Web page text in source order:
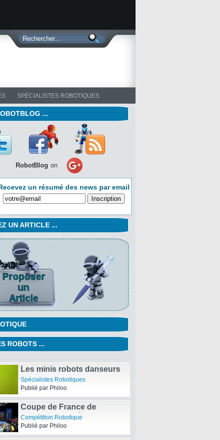
SPÉCIALISTES ROBOTIQUES
...
RobotBlog on
un résumé des news par email
UN ARTICLE ...
ROBOTS ...
Les minis robots danseurs
de la Duke University
Spécialistes Robotiques
Publié par Philoo
Coupe de France de